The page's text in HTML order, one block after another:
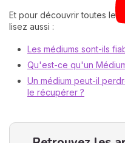
Et pour découvrir toutes les
lisez aussi :
Les médiums sont-ils
Qu'est-ce qu'un
Un médium peut-il
le récupérer ?